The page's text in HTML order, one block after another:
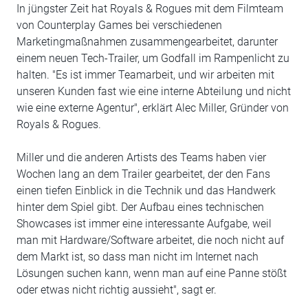
In jüngster Zeit hat Royals & Rogues mit dem Filmteam
von Counterplay Games bei verschiedenen
Marketingmaßnahmen zusammengearbeitet, darunter
einem neuen Tech-Trailer, um Godfall im Rampenlicht zu
halten. "Es ist immer Teamarbeit, und wir arbeiten mit
unseren Kunden fast wie eine interne Abteilung und nicht
wie eine externe Agentur", erklärt Alec Miller, Gründer von
Royals & Rogues.
Miller und die anderen Artists des Teams haben vier
Wochen lang an dem Trailer gearbeitet, der den Fans
einen tiefen Einblick in die Technik und das Handwerk
hinter dem Spiel gibt. Der Aufbau eines technischen
Showcases ist immer eine interessante Aufgabe, weil
man mit Hardware/Software arbeitet, die noch nicht auf
dem Markt ist, so dass man nicht im Internet nach
Lösungen suchen kann, wenn man auf eine Panne stößt
oder etwas nicht richtig aussieht", sagt er.